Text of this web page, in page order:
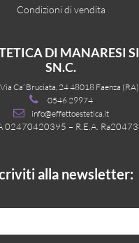
Condizioni di vendita
DI MANARESI
SN.C.
Via Ca’ Bruciata, 24 48018 Faenza (RA)
0546 29974
info@effettoestetica.it
02470420395 – R.E.A.
alla newsletter: